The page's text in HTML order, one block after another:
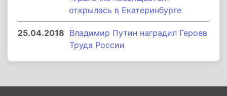
открылась в Екатеринбурге
25.04.2018 Владимир Путин наградил Героев
Труда России